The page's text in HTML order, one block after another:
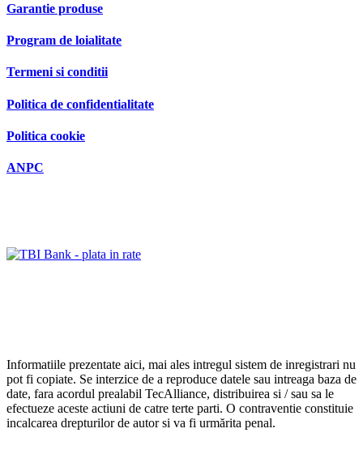
Garantie produse
Program de loialitate
Termeni si conditii
Politica de confidentialitate
Politica cookie
ANPC
Informatiile prezentate aici, mai ales intregul sistem de inregistrari nu
pot fi copiate. Se interzice de a reproduce datele sau intreaga baza de
date, fara acordul prealabil TecAlliance, distribuirea si / sau sa le
efectueze aceste actiuni de catre terte parti. O contraventie constituie
incalcarea drepturilor de autor si va fi urmărita penal.